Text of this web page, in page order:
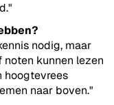
nodig, maar
kunnen lezen
hoogtevrees
naar boven."